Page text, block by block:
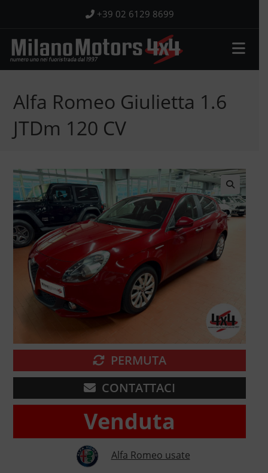
contenuto
+39 02 6129 8699
Alfa Romeo Giulietta 1.6
JTDm 120 CV
🔍
PERMUTA
CONTATTACI
Venduta
Alfa Romeo usate